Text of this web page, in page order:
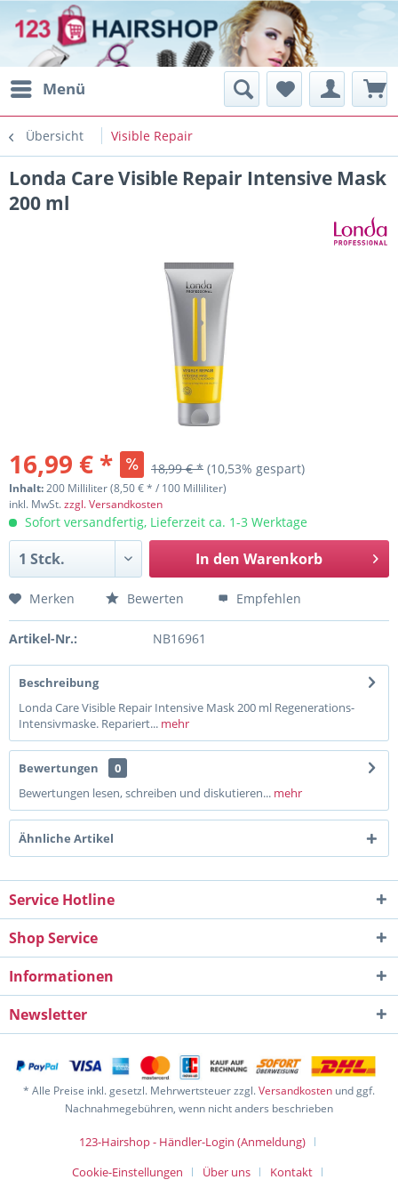
Menü
Übersicht Visible Repair
Londa Care Visible Repair Intensive Mask
200 ml
16,99 € * 18,99 € * (10,53% gespart)
Inhalt:200 Milliliter (8,50 € * / 100 Milliliter)
inkl. MwSt.zzgl. Versandkosten
Sofort versandfertig, Lieferzeit ca. 1-3 Werktage
In den Warenkorb
Merken Bewerten Empfehlen
Artikel-Nr.: NB16961
Beschreibung
Londa Care Visible Repair Intensive Mask 200 ml Regenerations-
Intensivmaske. Repariert... mehr
Bewertungen
0
Bewertungen lesen, schreiben und diskutieren... mehr
Ähnliche Artikel
Service Hotline
Shop Service
Informationen
Newsletter
* Alle Preise inkl. gesetzl. Mehrwertsteuer zzgl.Versandkosten und ggf.
Nachnahmegebühren, wenn nicht anders beschrieben
123-Hairshop - Händler-Login (Anmeldung)
Cookie-Einstellungen
Über uns
Kontakt